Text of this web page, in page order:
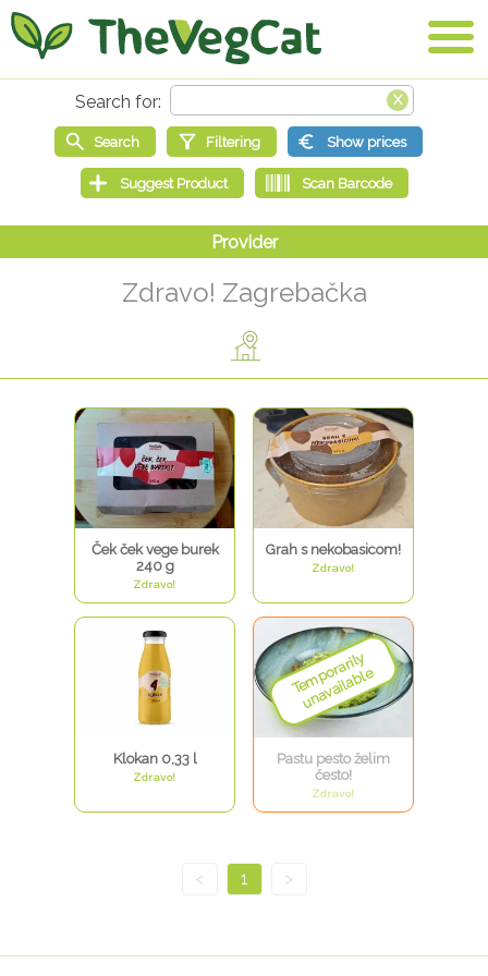
Zdravo! Zagrebačka
Ček ček vege burek
240 g
Zdravo!
Grah s nekobasicom!
Zdravo!
Klokan 0,33 l
Zdravo!
Pastu pesto želim
često!
Zdravo!
< 1 >